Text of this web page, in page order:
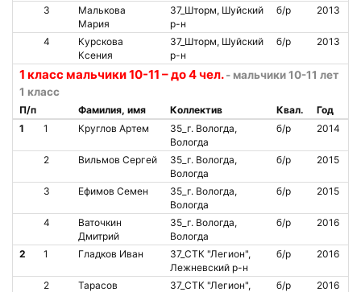
3
Малькова
Мария
37_Шторм, Шуйский
р-н
б/р 2013
4
Курскова
Ксения
37_Шторм, Шуйский
р-н
б/р 2013
1 класс мальчики 10-11 – до 4 чел. - мальчики 10-11 лет
1 класс
П/п Фамилия, имя Коллектив Квал.
Год
1
1 Круглов Артем
35_г. Вологда,
Вологда
б/р 2014
2 Вильмов Сергей
35_г. Вологда,
Вологда
б/р 2015
3 Ефимов Семен
35_г. Вологда,
Вологда
б/р 2015
4
Ваточкин
Дмитрий
35_г. Вологда,
Вологда
б/р 2016
2 1 Гладков Иван
37_СТК "Легион",
Лежневский р-н
б/р 2016
2
Тарасов
37_СТК "Легион",
б/р 2016